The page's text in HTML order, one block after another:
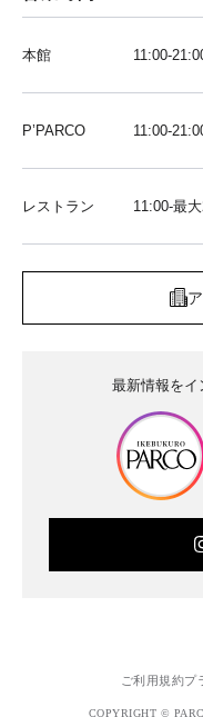
本館 11:00-
P’PARCO 11:00-
レストラン 11:00-最
最新情報をイ
ご利用規約プ
COPYRIGHT ©